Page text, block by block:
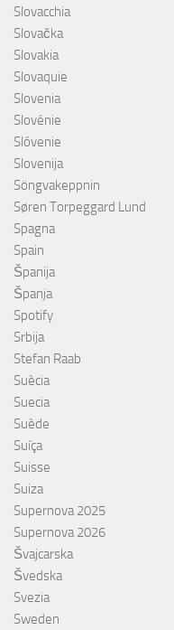
Slovacchia
Slovačka
Slovakia
Slovaquie
Slovenia
Slovénie
Slóvenie
Slovenija
Söngvakeppnin
Søren Torpeggard Lund
Spagna
Spain
Španija
Španja
Spotify
Srbija
Stefan Raab
Suècia
Suecia
Suède
Suíça
Suisse
Suiza
Supernova 2025
Supernova 2026
Švajcarska
Švedska
Svezia
Sweden